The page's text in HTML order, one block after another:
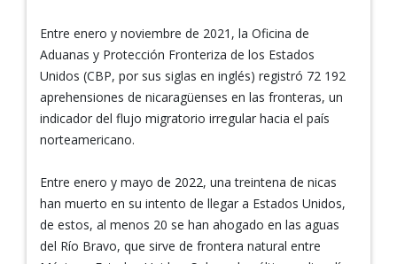
Entre enero y noviembre de 2021, la Oficina de
Aduanas y Protección Fronteriza de los Estados
Unidos (CBP, por sus siglas en inglés) registró 72 192
aprehensiones de nicaragüenses en las fronteras, un
indicador del flujo migratorio irregular hacia el país
norteamericano.
Entre enero y mayo de 2022, una treintena de nicas
han muerto en su intento de llegar a Estados Unidos,
de estos, al menos 20 se han ahogado en las aguas
del Río Bravo, que sirve de frontera natural entre